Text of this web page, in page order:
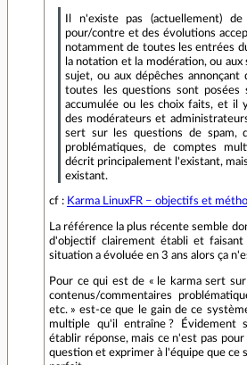
Il n'existe pas (actuellement)
pour/contre et des évolutions
notamment de toutes les entrées
la notation et la modération, ou
sujet, ou aux dépêches annonçant
toutes les questions sont posées
accumulée ou les choix faits, et il
des modérateurs et
sert sur les questions de spam,
problématiques, de comptes
décrit principalement l'existant,
existant.
cf : Karma LinuxFR − objectifs et
La référence la plus récente semble
d'objectif clairement établi et faisant
situation a évoluée en 3 ans alors ça
Pour ce qui est de « le karma sert
contenus/commentaires
etc. » est-ce que le gain de ce
multiple qu'il entraîne ? Évidement
établir réponse, mais ce n'est pas
question et exprimer à l'équipe que ce